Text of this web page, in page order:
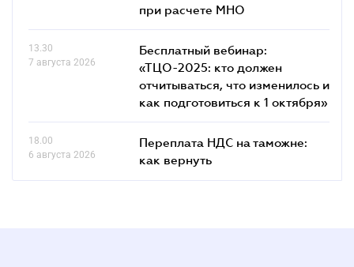
при расчете МНО
13.30
7 августа 2026
Бесплатный вебинар:
«ТЦО-2025: кто должен
отчитываться, что изменилось и
как подготовиться к 1 октября»
18.00
6 августа 2026
Переплата НДС на таможне:
как вернуть